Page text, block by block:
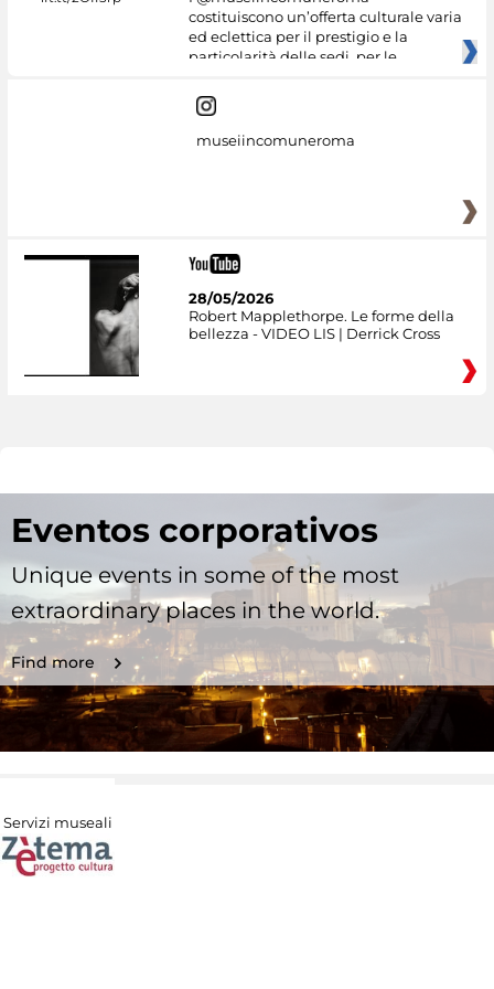
costituiscono un’offerta culturale varia
ed eclettica per il prestigio e la
particolarità delle sedi, per le
museiincomuneroma
28/05/2026
Robert Mapplethorpe. Le forme della
bellezza - VIDEO LIS | Derrick Cross
Eventos corporativos
Unique events in some of the most
extraordinary places in the world.
Find more
Servizi museali